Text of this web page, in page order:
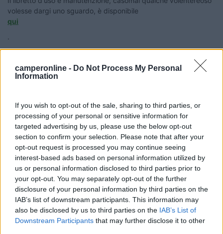
camperonline - Do Not Process My Personal
Information
If you wish to opt-out of the sale, sharing to third parties, or
processing of your personal or sensitive information for
targeted advertising by us, please use the below opt-out
section to confirm your selection. Please note that after your
opt-out request is processed you may continue seeing
interest-based ads based on personal information utilized by
us or personal information disclosed to third parties prior to
your opt-out. You may separately opt-out of the further
disclosure of your personal information by third parties on the
IAB’s list of downstream participants. This information may
also be disclosed by us to third parties on the IAB’s List of
Downstream Participants that may further disclose it to other
volesse dargi uno sguardo, è disponibile
qui
Modificato da Lino63 il 06/08/2017 alle 19:50:31
Inserito il 06/08/2017 alle:09:28:03
Seguirei il filo verde, che andrà in un relais, fai un cavallotto tra
i pin 30 e 87 in modo da escludere il relais,o seguire i due fili
sempre 30 e 87 e ricollegarli come in origine, in questo modo
hai escluso il blocco motore aggiunto per l'antifurto
Lino63
Inserito il06/08/2017 alle: 18:22:35